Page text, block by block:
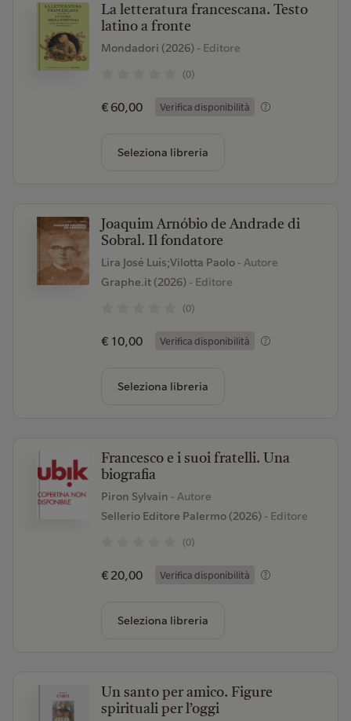
La letteratura francescana. Testo
latino a fronte
Mondadori (2026)- Editore
(0)
€ 60,00 Verifica disponibilità
Seleziona libreria
Joaquim Arnóbio de Andrade di
Sobral. Il fondatore
Lira José Luís;Vilotta Paolo - Autore
Graphe.it (2026)- Editore
(0)
€ 10,00 Verifica disponibilità
Seleziona libreria
Francesco e i suoi fratelli. Una
biografia
Piron Sylvain - Autore
Sellerio Editore Palermo (2026)- Editore
(0)
€ 20,00 Verifica disponibilità
Seleziona libreria
Un santo per amico. Figure
spirituali per l’oggi